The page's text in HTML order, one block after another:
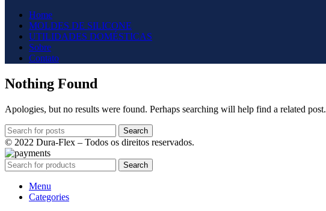
Home
MOLDES DE SILICONE
UTILIDADES DOMÉSTICAS
Sobre
Contato
Nothing Found
Apologies, but no results were found. Perhaps searching will help find a related post.
Search
© 2022 Dura-Flex – Todos os direitos reservados.
Search
Menu
Categories